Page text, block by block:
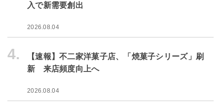
入で新需要創出
2026.08.04
4.
【速報】不二家洋菓子店、「焼菓子シリーズ」刷
新 来店頻度向上へ
2026.08.04